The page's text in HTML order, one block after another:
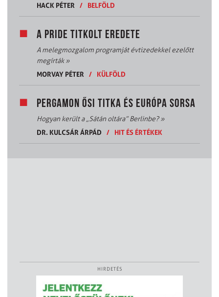
HACK PÉTER
/ BELFÖLD
A PRIDE TITKOLT EREDETE
A melegmozgalom programját évtizedekkel ezelőtt
megírták»
MORVAY PÉTER
/ KÜLFÖLD
PERGAMON ŐSI TITKA ÉS EURÓPA SORSA
Hogyan került a „Sátán oltára” Berlinbe?»
DR. KULCSÁR ÁRPÁD
/ HIT ÉS ÉRTÉKEK
HIRDETÉS